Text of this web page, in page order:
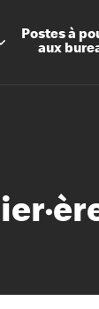
Postes à
aux